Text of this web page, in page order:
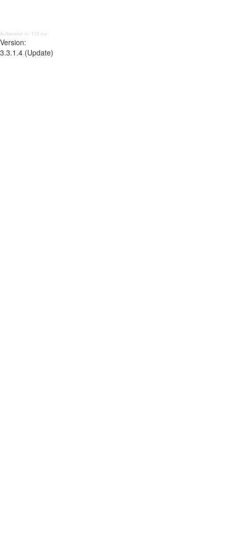
Aufbereitet in: 113 ms;
Version:
3.3.1.4 (Update)